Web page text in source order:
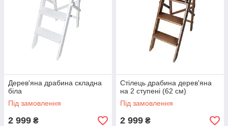
Дерев'яна драбина складна
біла
Під замовлення
2 999 ₴
Стілець драбина дерев'яна
на 2 ступені (62 см)
Під замовлення
2 999 ₴